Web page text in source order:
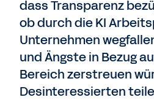
dass Transparenz
ob durch die KI
Unternehmen
und Ängste in Bezug
Bereich zerstreuen
Desinteressierten